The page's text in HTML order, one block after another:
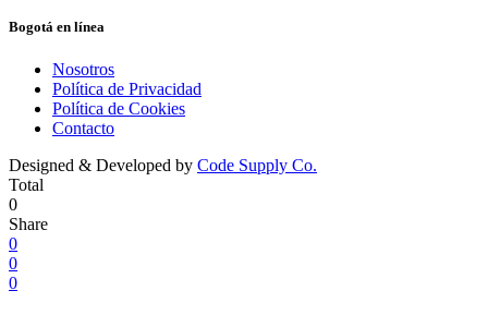
Bogotá en línea
Nosotros
Política de Privacidad
Política de Cookies
Contacto
Designed & Developed by Code Supply Co.
Total
0
Share
0
0
0